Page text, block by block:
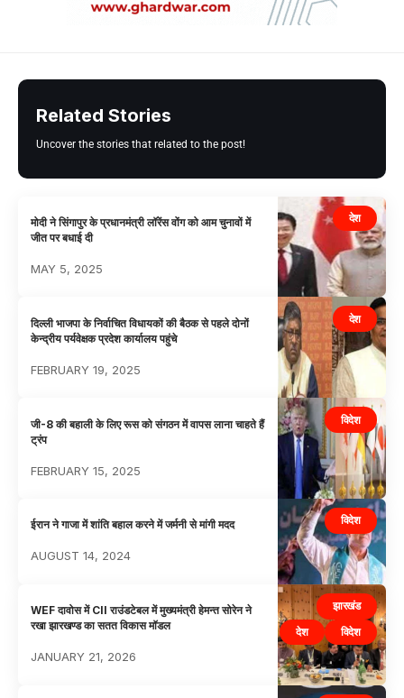
Related Stories
Uncover the stories that related to the post!
देश
मोदी ने सिंगापुर के प्रधानमंत्री लॉरेंस वोंग को आम चुनावों में
जीत पर बधाई दी
MAY 5, 2025
देश
दिल्ली भाजपा के निर्वाचित विधायकों की बैठक से पहले दोनों
केन्द्रीय पर्यवेक्षक प्रदेश कार्यालय पहुंचे
FEBRUARY 19, 2025
विदेश
जी-8 की बहाली के लिए रूस को संगठन में वापस लाना चाहते हैं
ट्रंप
FEBRUARY 15, 2025
विदेश
ईरान ने गाजा में शांति बहाल करने में जर्मनी से मांगी मदद
AUGUST 14, 2024
झारखंड
देश
विदेश
WEF दावोस में CII राउंडटेबल में मुख्यमंत्री हेमन्त सोरेन ने
रखा झारखण्ड का सतत विकास मॉडल
JANUARY 21, 2026